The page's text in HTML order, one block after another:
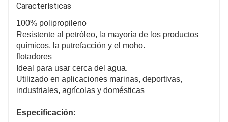
Características
100% polipropileno
Resistente al petróleo, la mayoría de los productos
químicos, la putrefacción y el moho.
flotadores
Ideal para usar cerca del agua.
Utilizado en aplicaciones marinas, deportivas,
industriales, agrícolas y domésticas
Especificación: